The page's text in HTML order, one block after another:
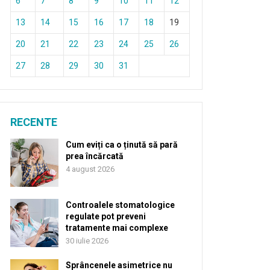
13 14 15 16 17 18 19
20 21 22 23 24 25 26
27 28 29 30 31
RECENTE
Cum eviți ca o ținută să pară
prea încărcată
4 august 2026
Controalele stomatologice
regulate pot preveni
tratamente mai complexe
30 iulie 2026
Sprâncenele asimetrice nu